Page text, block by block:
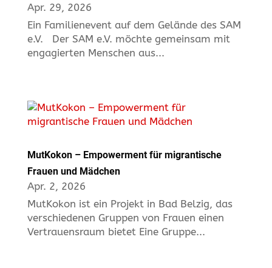
Apr. 29, 2026
Ein Familienevent auf dem Gelände des SAM
e.V. Der SAM e.V. möchte gemeinsam mit
engagierten Menschen aus...
MutKokon – Empowerment für migrantische
Frauen und Mädchen
Apr. 2, 2026
MutKokon ist ein Projekt in Bad Belzig, das
verschiedenen Gruppen von Frauen einen
Vertrauensraum bietet Eine Gruppe...